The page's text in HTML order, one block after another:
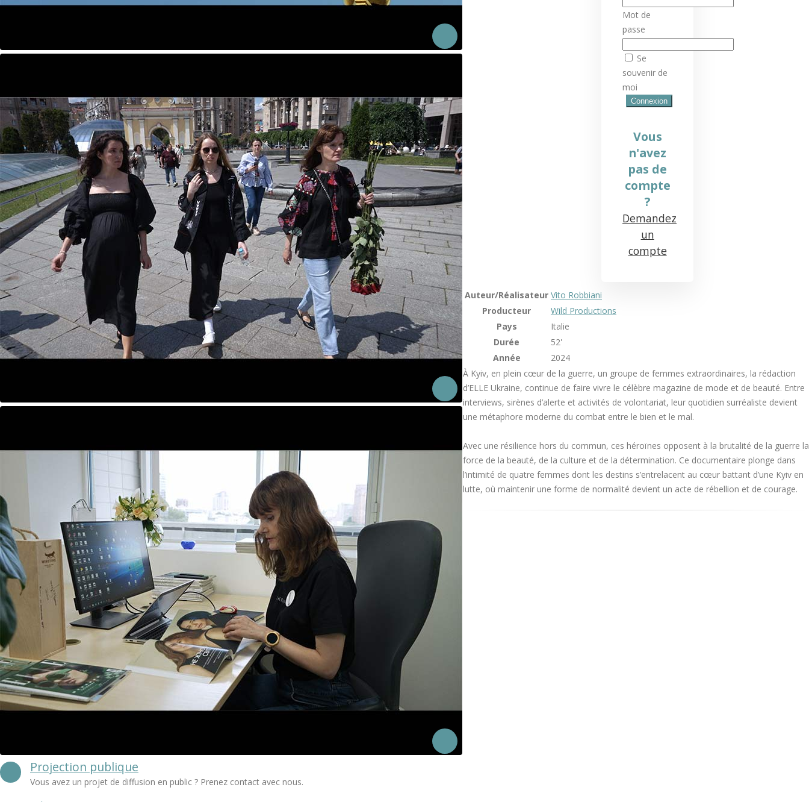
Mot de
passe
Se
souvenir de
moi
Vous
n'avez
pas de
compte
?
Demandez
un
compte
Auteur/Réalisateur Vito Robbiani
Producteur
Wild Productions
Pays
Italie
Durée
52'
Année
2024
À Kyiv, en plein cœur de la guerre, un groupe de femmes extraordinaires, la rédaction
d’ELLE Ukraine, continue de faire vivre le célèbre magazine de mode et de beauté. Entre
interviews, sirènes d’alerte et activités de volontariat, leur quotidien surréaliste devient
une métaphore moderne du combat entre le bien et le mal.
Avec une résilience hors du commun, ces héroïnes opposent à la brutalité de la guerre la
force de la beauté, de la culture et de la détermination. Ce documentaire plonge dans
l’intimité de quatre femmes dont les destins s’entrelacent au cœur battant d’une Kyiv en
lutte, où maintenir une forme de normalité devient un acte de rébellion et de courage.
Projection publique
Vous avez un projet de diffusion en public ? Prenez contact avec nous.